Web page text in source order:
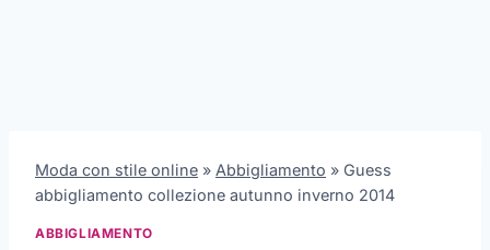
Moda con stile online » Abbigliamento » Guess
abbigliamento collezione autunno inverno 2014
ABBIGLIAMENTO